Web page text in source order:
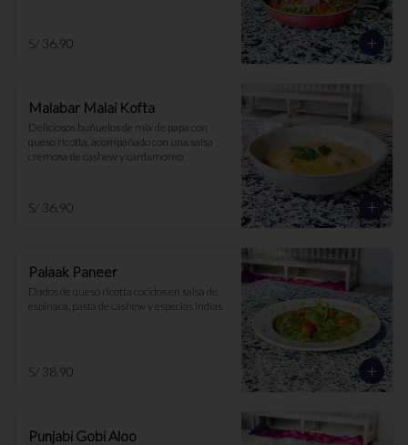
S/ 36.90
Malabar Malai Kofta
Deliciosos buñuelos de mix de papa con
queso ricotta, acompañado con una salsa
cremosa de cashew y cardamomo
S/ 36.90
Palaak Paneer
Dados de queso ricotta cocidos en salsa de
espinaca, pasta de cashew y especias indias
S/ 38.90
Punjabi Gobi Aloo